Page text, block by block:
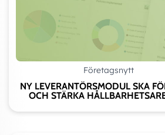
Företagsnytt
NY LEVERANTÖRSMODUL SKA
OCH STÄRKA